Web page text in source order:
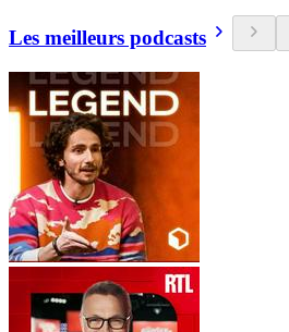
Les meilleurs podcasts